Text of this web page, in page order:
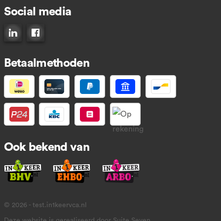
Social media
Connect op LinkedIn
Like ons op Facebook
Betaalmethoden
Ook bekend van
© 2026 - test.in1keervca.nl